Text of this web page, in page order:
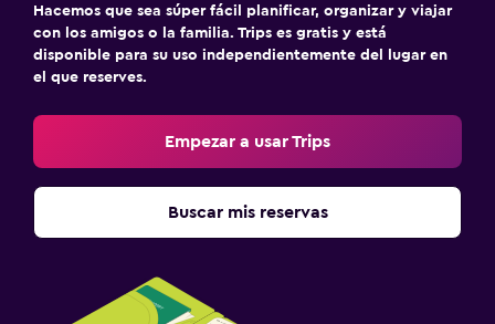
Hacemos que sea súper fácil planificar, organizar y viajar
con los amigos o la familia. Trips es gratis y está
disponible para su uso independientemente del lugar en
el que reserves.
Empezar a usar Trips
Buscar mis reservas